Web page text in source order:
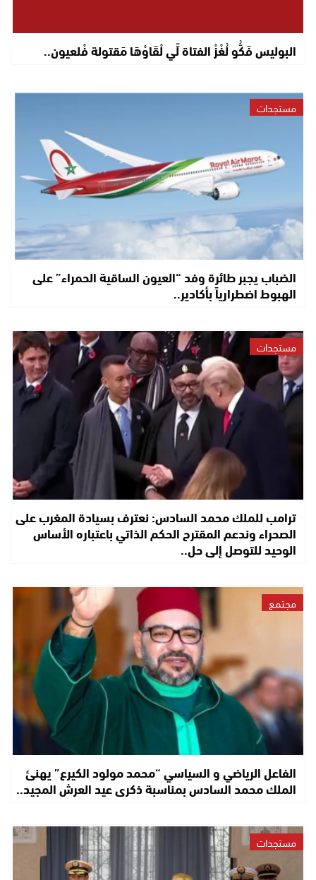
البوليس فَكُّو لُغْزْ الفتاة لِّي لْقَاوْهَا مَقتولة فْلعيون..
مستجدات
الضباب يجبر طائرة وفد “العيون الساقية الحمراء” على
الهبوط اضطرارياً بأكادير..
مستجدات
ترامب للملك محمد السادس: نعترف بسيادة المغرب على
الصحراء وندعم المقترح الحكم الذاتي باعتباره الأساس
الوحيد للتوصل إلى حل..
مجتمع
الفاعل الرياضي و السياسي “محمد مولود الكيرع” يهنئ
الملك محمد السادس بمناسبة ذكرى عيد العرش المجيد..
مستجدات